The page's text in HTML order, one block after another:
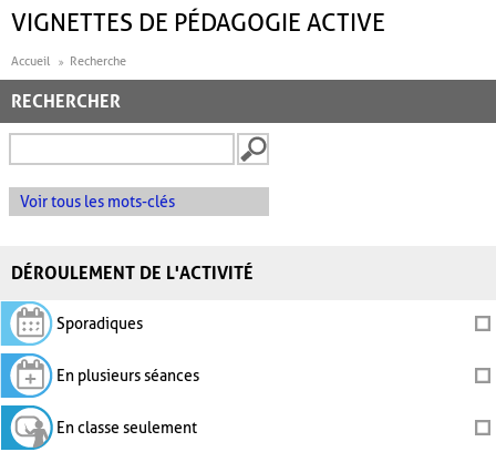
VIGNETTES DE PÉDAGOGIE ACTIVE
Accueil Recherche
RECHERCHER
Voir tous les mots-clés
DÉROULEMENT DE L'ACTIVITÉ
Sporadiques
En plusieurs séances
En classe seulement